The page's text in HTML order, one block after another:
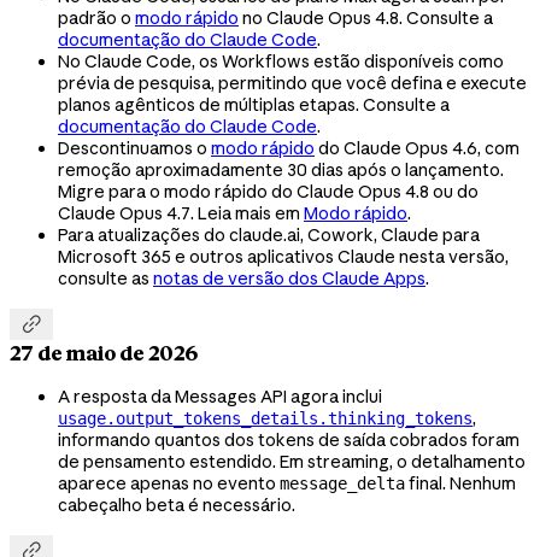
padrão o modo rápido no Claude Opus 4.8. Consulte a
documentação do Claude Code.
No Claude Code, os Workflows estão disponíveis como
prévia de pesquisa, permitindo que você defina e execute
planos agênticos de múltiplas etapas. Consulte a
documentação do Claude Code.
Descontinuamos o modo rápido do Claude Opus 4.6, com
remoção aproximadamente 30 dias após o lançamento.
Migre para o modo rápido do Claude Opus 4.8 ou do
Claude Opus 4.7. Leia mais em Modo rápido.
Para atualizações do claude.ai, Cowork, Claude para
Microsoft 365 e outros aplicativos Claude nesta versão,
consulte as notas de versão dos Claude Apps.

27 de maio de 2026
A resposta da Messages API agora inclui
usage.output_tokens_details.thinking_tokens,
informando quantos dos tokens de saída cobrados foram
de pensamento estendido. Em streaming, o detalhamento
aparece apenas no evento message_deltafinal. Nenhum
cabeçalho beta é necessário.
